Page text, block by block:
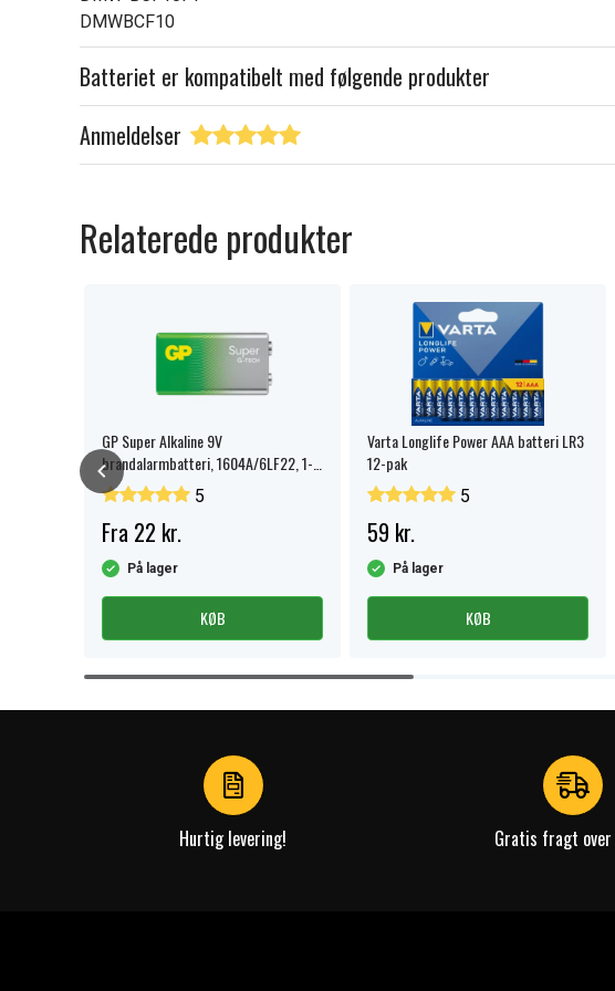
DMWBCF10
Batteriet er kompatibelt med følgende produkter
Anmeldelser
Relaterede produkter
GP Super Alkaline 9V
brandalarmbatteri, 1604A/6LF22, 1-
pak.
5
Fra 22 kr.
På lager
KØB
Varta Longlife Power AAA batteri LR3
12-pak
5
59 kr.
På lager
KØB
Item
Hurtig levering! Gratis fragt